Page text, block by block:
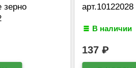
зерно
арт.10122028
В наличии
137₽